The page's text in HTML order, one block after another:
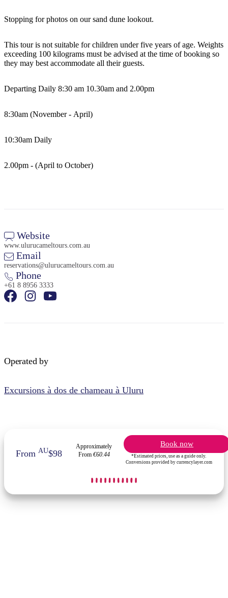
Rechercher:
Sign
Stopping for photos on our sand dune lookout.
This tour is not suitable for children under five years of age. Weights
exceeding 100 kilograms must be advised at the time of booking so
they may best accommodate all their guests.
Departing Daily 8:30 am 10.30am and 2.00pm
8:30am (November - April)
10:30am Daily
2.00pm - (April to October)
Website
www.ulurucameltours.com.au
Email
reservations@ulurucameltours.com.au
Phone
+61 8 8956 3333
Operated by
Excursions à dos de chameau à Uluru
FromAU$98
Approximately
From €60.44
Book now
*Estimated prices, use as a guide only.
Conversions provided by currencylayer.com